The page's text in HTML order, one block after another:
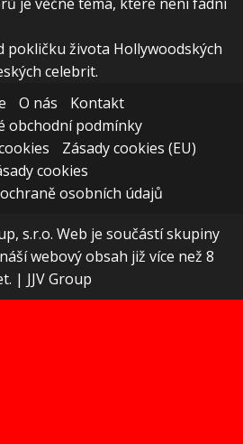
pokličku života Hollywoodských
celebrit.
O nás
Kontakt
obchodní podmínky
Zásady cookies (EU)
cookies
osobních údajů
s.r.o. Web je součástí skupiny
webový obsah již více než 8
| JJV Group